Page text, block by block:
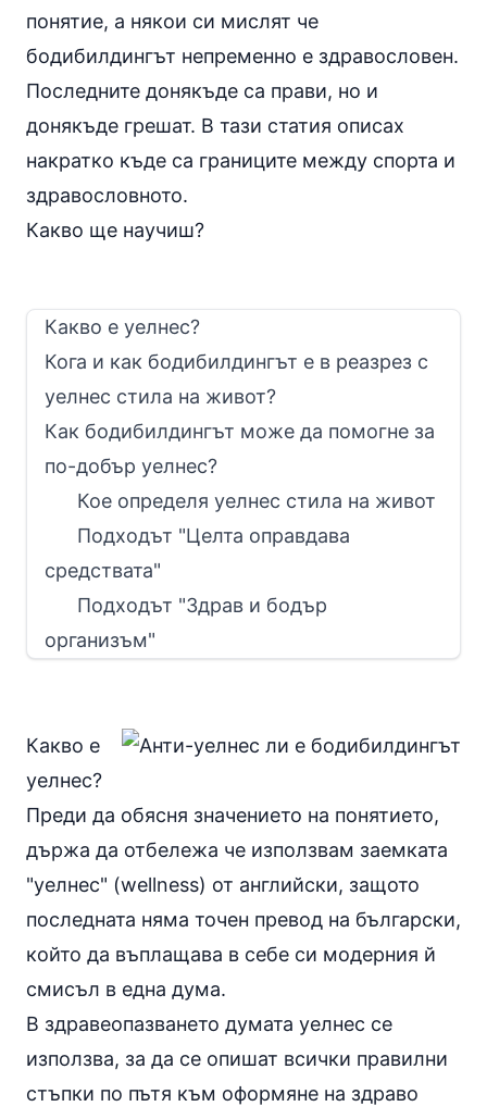
понятие, а някои си мислят че
бодибилдингът непременно е здравословен.
Последните донякъде са прави, но и
донякъде грешат. В тази статия описах
накратко къде са границите между спорта и
здравословното.
Какво ще научиш?
Какво е уелнес?
Кога и как бодибилдингът е в реазрез с
уелнес стила на живот?
Как бодибилдингът може да помогне за
по-добър уелнес?
Кое определя уелнес стила на живот
Подходът "Целта оправдава
средствата"
Подходът "Здрав и бодър
организъм"
Какво е
уелнес?
Преди да обясня значението на понятието,
държа да отбележа че използвам заемката
"уелнес" (wellness) от английски, защото
последната няма точен превод на български,
който да въплащава в себе си модерния й
смисъл в една дума.
В здравeопазването думата уелнес се
използва, за да се опишат всички правилни
стъпки по пътя към оформяне на здраво